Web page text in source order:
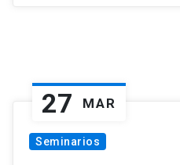
27 MAR
Seminarios